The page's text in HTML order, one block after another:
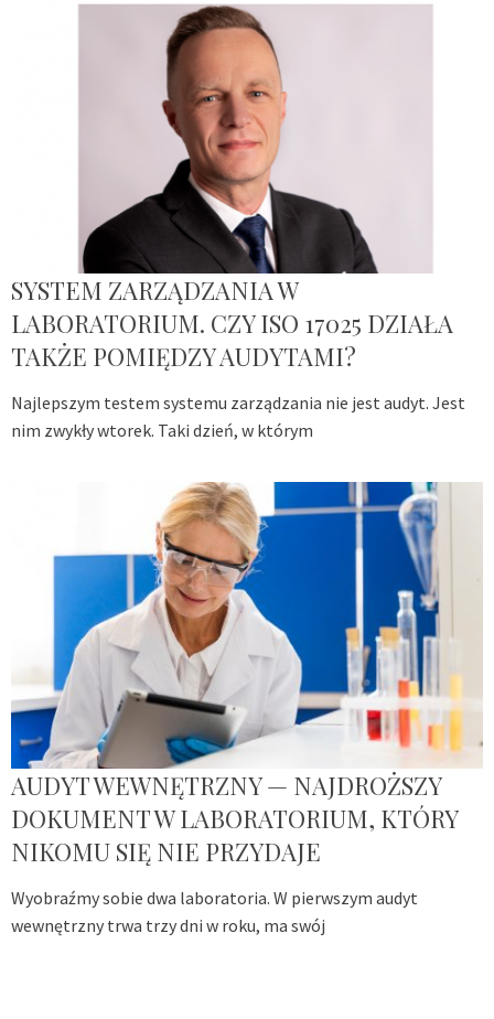
SYSTEM ZARZĄDZANIA W
LABORATORIUM. CZY ISO 17025 DZIAŁA
TAKŻE POMIĘDZY AUDYTAMI?
Najlepszym testem systemu zarządzania nie jest audyt. Jest
nim zwykły wtorek. Taki dzień, w którym
AUDYT WEWNĘTRZNY — NAJDROŻSZY
DOKUMENT W LABORATORIUM, KTÓRY
NIKOMU SIĘ NIE PRZYDAJE
Wyobraźmy sobie dwa laboratoria. W pierwszym audyt
wewnętrzny trwa trzy dni w roku, ma swój